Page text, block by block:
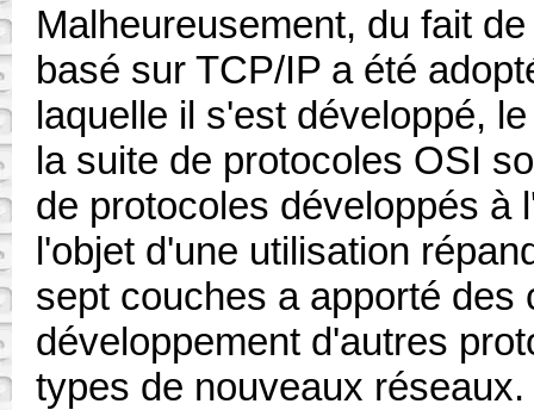
Malheureusement, du fait
basé sur TCP/IP a été
laquelle il s'est développé,
la suite de protocoles OSI
de protocoles développés à
l'objet d'une utilisation
sept couches a apporté
développement d'autres
types de nouveaux réseaux.